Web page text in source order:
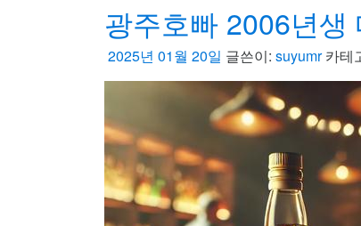
광주호빠 2006년생
2025년 01월 20일 글쓴이: suyumr 카테